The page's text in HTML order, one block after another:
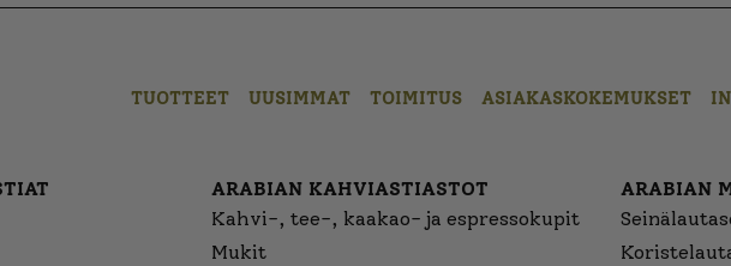
TUOTTEET UUSIMMAT TOIMITUS ASIAKASKOKEMUKSET
ARABIAN KAHVIASTIASTOT
Kahvi-, tee-, kaakao- ja espressokupit
Mukit
ARABIAN